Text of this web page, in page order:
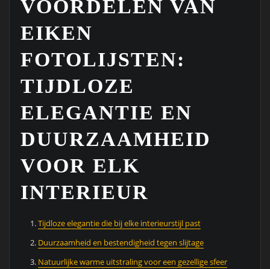
VOORDELEN VAN
EIKEN
FOTOLIJSTEN:
TIJDLOZE
ELEGANTIE EN
DUURZAAMHEID
VOOR ELK
INTERIEUR
Tijdloze elegantie die bij elke interieurstijl past
Duurzaamheid en bestendigheid tegen slijtage
Natuurlijke warme uitstraling voor een gezellige sfeer